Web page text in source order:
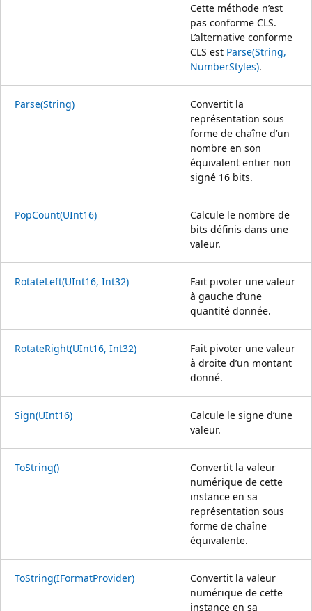
Cette méthode n’est
pas conforme CLS.
L’alternative conforme
CLS est Parse(String,
NumberStyles).
Parse(String)
Convertit la
représentation sous
forme de chaîne d’un
nombre en son
équivalent entier non
signé 16 bits.
PopCount(UInt16)
Calcule le nombre de
bits définis dans une
valeur.
RotateLeft(UInt16, Int32)
Fait pivoter une valeur
à gauche d’une
quantité donnée.
RotateRight(UInt16, Int32)
Fait pivoter une valeur
à droite d’un montant
donné.
Sign(UInt16)
Calcule le signe d’une
valeur.
ToString()
Convertit la valeur
numérique de cette
instance en sa
représentation sous
forme de chaîne
équivalente.
ToString(IFormatProvider)
Convertit la valeur
numérique de cette
instance en sa